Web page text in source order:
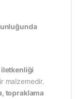
iletkenliği
malzemedir.
topraklama